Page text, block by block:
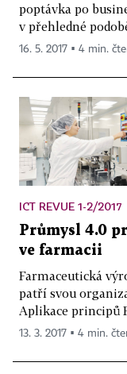
poptávka po
v přehledné
16. 5. 2017 ▪ 4 min.
ICT REVUE 1-2/2017
Průmysl 4.0
ve farmacii
Farmaceutická
patří svou
Aplikace principů
13. 3. 2017 ▪ 4 min.